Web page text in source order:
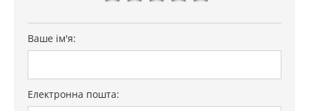
Ваше ім'я:
Електронна пошта: